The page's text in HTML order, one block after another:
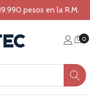
pesos en la R.M.
0